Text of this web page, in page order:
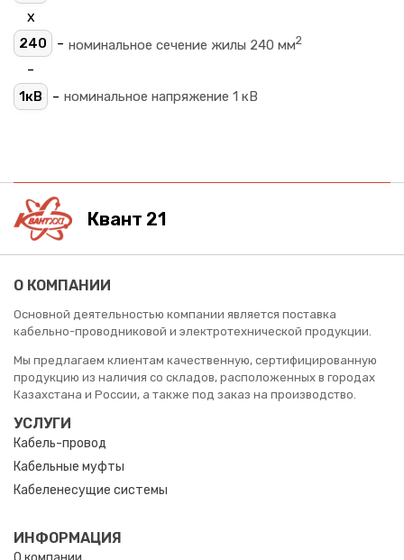
х
240 - номинальное сечение жилы 240 мм2
-
1кВ - номинальное напряжение 1 кВ
Квант 21
О КОМПАНИИ
Основной деятельностью компании является поставка
кабельно-проводниковой и электротехнической продукции.
Мы предлагаем клиентам качественную, сертифицированную
продукцию из наличия со складов, расположенных в городах
Казахстана и России, а также под заказ на производство.
УСЛУГИ
Кабель-провод
Кабельные муфты
Кабеленесущие системы
ИНФОРМАЦИЯ